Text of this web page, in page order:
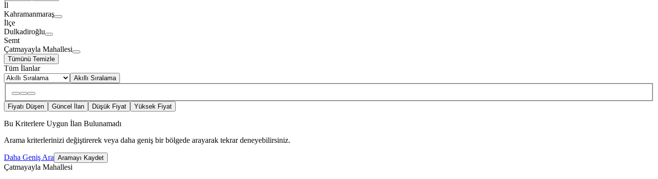
İl
Kahramanmaraş
İlçe
Dulkadiroğlu
Semt
Çatmayayla Mahallesi
Tümünü Temizle
Tüm İlanlar
Akıllı Sıralama
Fiyatı Düşen Güncel İlan Düşük Fiyat Yüksek Fiyat
Bu Kriterlere Uygun İlan Bulunamadı
Arama kriterlerinizi değiştirerek veya daha geniş bir bölgede arayarak tekrar deneyebilirsiniz.
Daha Geniş Ara Aramayı Kaydet
Çatmayayla Mahallesi